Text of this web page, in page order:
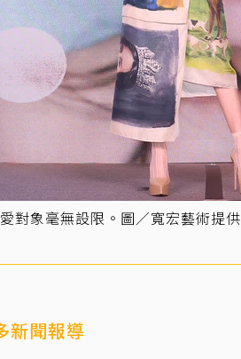
對象毫無設限。圖／寬宏藝術提供
新聞報導